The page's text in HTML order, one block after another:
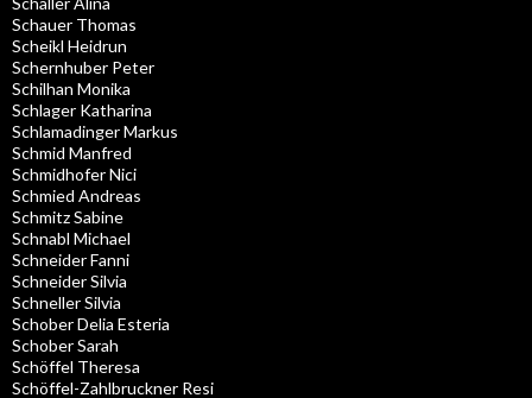
Schauer Thomas
Scheikl Heidrun
Schernhuber Peter
Schilhan Monika
Schlager Katharina
Schlamadinger Markus
Schmid Manfred
Schmidhofer Nici
Schmied Andreas
Schmitz Sabine
Schnabl Michael
Schneider Fanni
Schneider Silvia
Schneller Silvia
Schober Delia Esteria
Schober Sarah
Schöffel Theresa
Schöffel-Zahlbruckner Resi